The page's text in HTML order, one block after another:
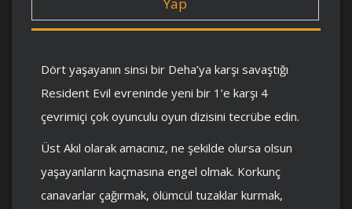
Dört yaşayanın sinsi bir Deha’ya karşı savaştığı
Resident Evil evreninde yeni bir 1’e karşı 4
çevrimiçi çok oyunculu oyun dizisini tecrübe edin.
Üst Akıl olarak amacınız, ne şekilde olursa olsun
yaşayanların kaçmasına engel olmak. Korkunç
canavarlar çağırmak, ölümcül tuzaklar kurmak,